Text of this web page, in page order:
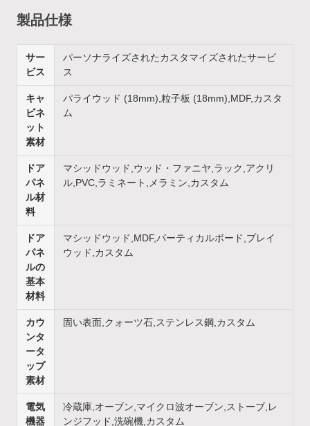
製品仕様
サー
ビス
パーソナライズされたカスタマイズされたサービ
ス
キャ
ビネ
ット
素材
パライウッド (18mm),粒子板 (18mm),MDF,カスタ
ム
ドア
パネ
ル材
料
マシッドウッド,ウッド・ファニヤ,ラック,アクリ
ル,PVC,ラミネート,メラミン,カスタム
ドア
パネ
ルの
基本
材料
マシッドウッド,MDF,パーティカルボード,プレイ
ウッド,カスタム
カウ
ンタ
ータ
ップ
素材
固い表面,クォーツ石,ステンレス鋼,カスタム
電気
機器
冷蔵庫,オーブン,マイクロ波オーブン,ストーブ,レ
ンジフッド,洗碗機,カスタム